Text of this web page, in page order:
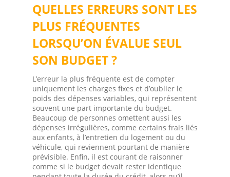
QUELLES ERREURS SONT LES
PLUS FRÉQUENTES
LORSQU’ON ÉVALUE SEUL
SON BUDGET ?
L’erreur la plus fréquente est de compter
uniquement les charges fixes et d’oublier le
poids des dépenses variables, qui représentent
souvent une part importante du budget.
Beaucoup de personnes omettent aussi les
dépenses irrégulières, comme certains frais liés
aux enfants, à l’entretien du logement ou du
véhicule, qui reviennent pourtant de manière
prévisible. Enfin, il est courant de raisonner
comme si le budget devait rester identique